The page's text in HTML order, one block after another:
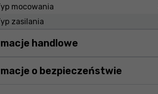
mocowania
zasilania
handlowe
o bezpieczeństwie